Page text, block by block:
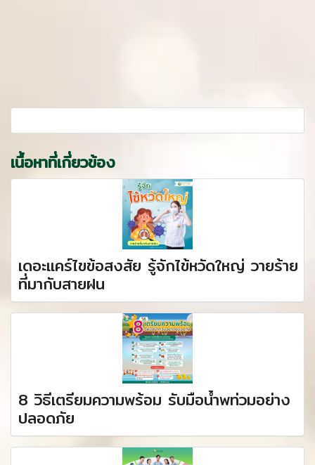
เนื้อหาที่เกี่ยวข้อง
เดอะแคร์ไขข้อสงสัย รู้จักไข้หวัดใหญ่ วายร้าย
ที่มากับสายฝน
8 วิธีเตรียมความพร้อม รับมือน้ำพท่วมอย่าง
ปลอดภัย